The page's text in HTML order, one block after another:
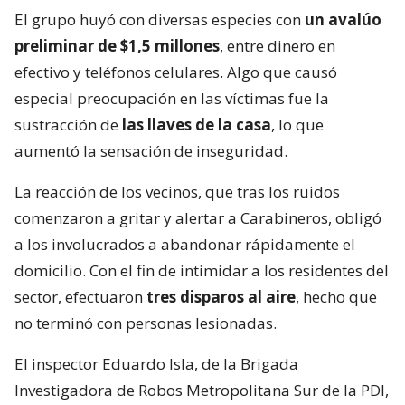
El grupo huyó con diversas especies con un avalúo
preliminar de $1,5 millones, entre dinero en
efectivo y teléfonos celulares. Algo que causó
especial preocupación en las víctimas fue la
sustracción de las llaves de la casa, lo que
aumentó la sensación de inseguridad.
La reacción de los vecinos, que tras los ruidos
comenzaron a gritar y alertar a Carabineros, obligó
a los involucrados a abandonar rápidamente el
domicilio. Con el fin de intimidar a los residentes del
sector, efectuaron tres disparos al aire, hecho que
no terminó con personas lesionadas.
El inspector Eduardo Isla, de la Brigada
Investigadora de Robos Metropolitana Sur de la PDI,